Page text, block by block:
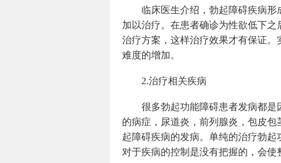
临床医生介绍，勃起障碍疾病
加以治疗。在患者确诊为性欲低下
治疗方案，这样治疗效果才有保证
难度的增加。
2.治疗相关疾病
很多勃起功能障碍患者发病都
的病症，尿道炎，前列腺炎，包皮
起障碍疾病的发病。单纯的治疗勃
对于疾病的控制是没有把握的，会使